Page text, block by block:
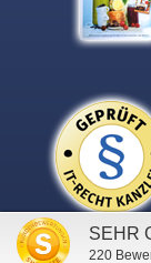
SEHR
220